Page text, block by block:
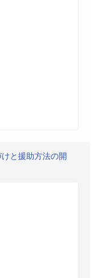
と援助方法の開